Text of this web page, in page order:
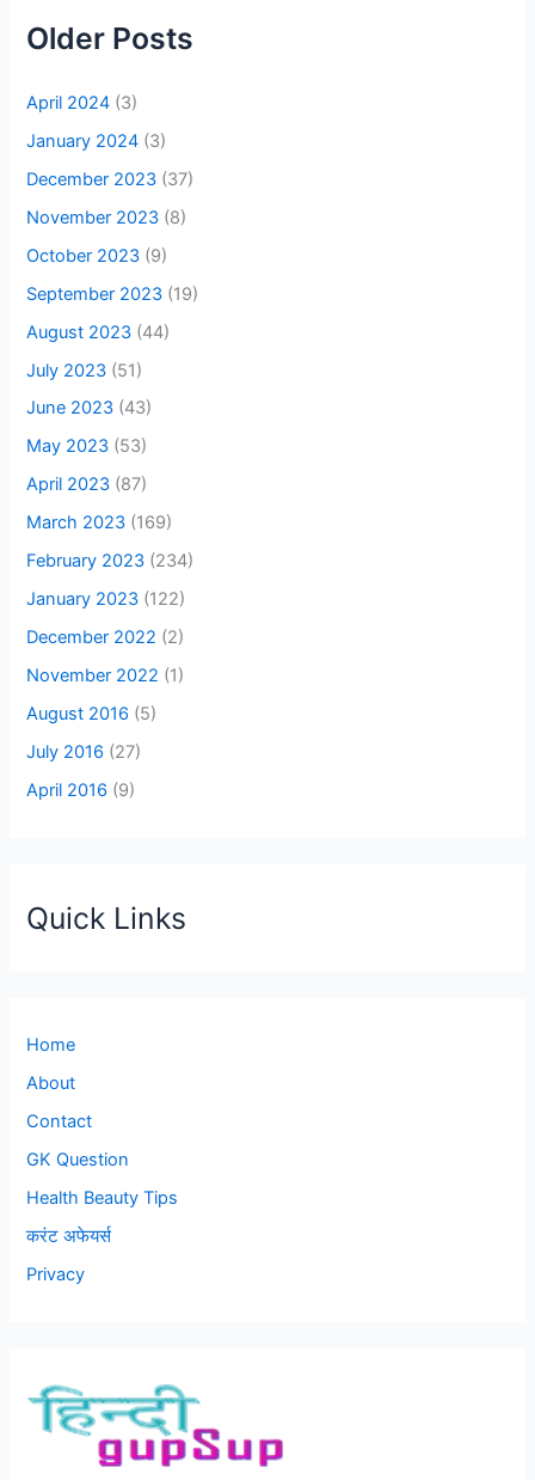
Older Posts
April 2024 (3)
January 2024 (3)
December 2023 (37)
November 2023 (8)
October 2023 (9)
September 2023 (19)
August 2023 (44)
July 2023 (51)
June 2023 (43)
May 2023 (53)
April 2023 (87)
March 2023 (169)
February 2023 (234)
January 2023 (122)
December 2022 (2)
November 2022 (1)
August 2016 (5)
July 2016 (27)
April 2016 (9)
Quick Links
Home
About
Contact
GK Question
Health Beauty Tips
करंट अफेयर्स
Privacy